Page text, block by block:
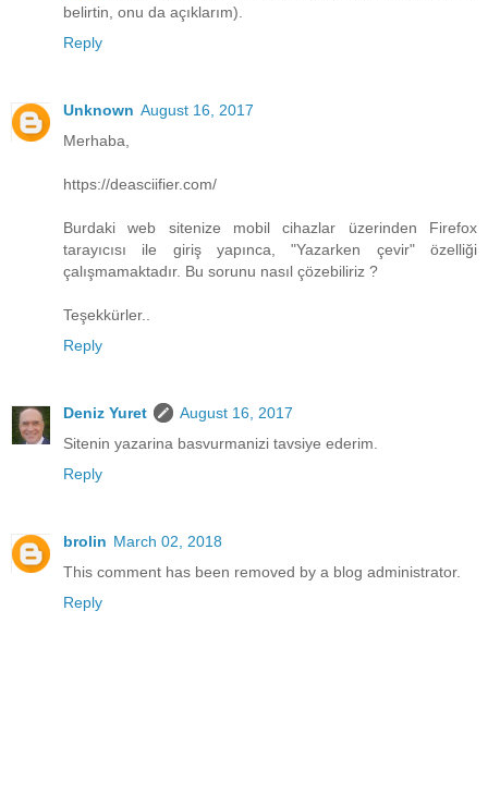
belirtin, onu da açıklarım).
Reply
Unknown August 16, 2017
Merhaba,
https://deasciifier.com/
Burdaki web sitenize mobil cihazlar üzerinden Firefox
tarayıcısı ile giriş yapınca, "Yazarken çevir" özelliği
çalışmamaktadır. Bu sorunu nasıl çözebiliriz ?
Teşekkürler..
Reply
Deniz Yuret
August 16, 2017
Sitenin yazarina basvurmanizi tavsiye ederim.
Reply
brolin March 02, 2018
This comment has been removed by a blog administrator.
Reply